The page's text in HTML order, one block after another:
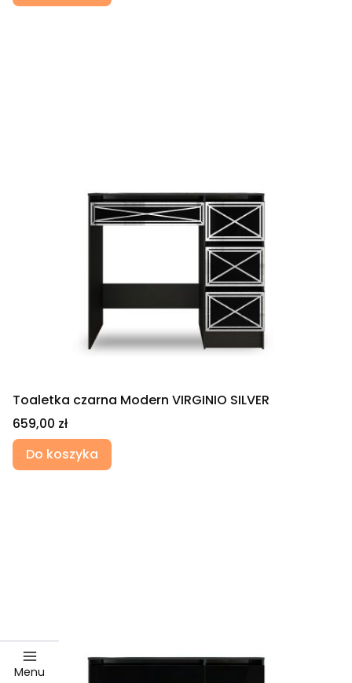
Toaletka czarna Modern VIRGINIO SILVER
Cena
659,00 zł
Do koszyka
Menu